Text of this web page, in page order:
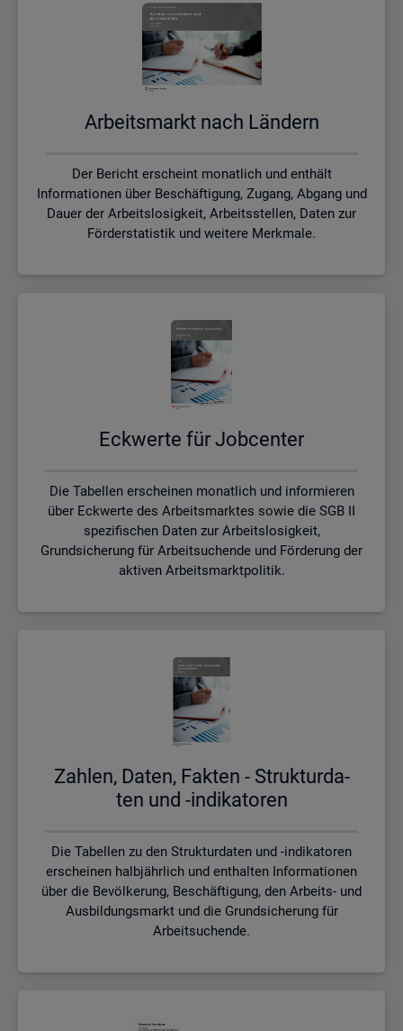
Ar­beits­markt nach Län­dern
Der Bericht erscheint monatlich und enthält
Informationen über Beschäftigung, Zugang, Abgang und
Dauer der Arbeitslosigkeit, Arbeitsstellen, Daten zur
Förderstatistik und weitere Merkmale.
Eck­wer­te für Job­cen­ter
Die Tabellen erscheinen monatlich und informieren
über Eckwerte des Arbeitsmarktes sowie die SGB II
spezifischen Daten zur Arbeitslosigkeit,
Grundsicherung für Arbeitsuchende und Förderung der
aktiven Arbeitsmarktpolitik.
Zah­len, Daten, Fak­ten - Struk­tur­da­
ten und -in­di­ka­to­ren
Die Tabellen zu den Strukturdaten und -indikatoren
erscheinen halbjährlich und enthalten Informationen
über die Bevölkerung, Beschäftigung, den Arbeits- und
Ausbildungsmarkt und die Grundsicherung für
Arbeitsuchende.